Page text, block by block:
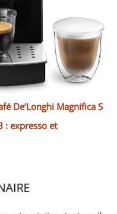
De’Longhi Magnifica S
: expresso et